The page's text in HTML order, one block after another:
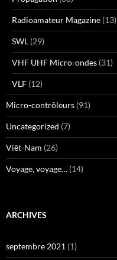
Radioamateur Magazine (13)
SWL (29)
VHF UHF Micro-ondes (31)
VLF (12)
Micro-contrôleurs (91)
Uncategorized (7)
Viêt-Nam (26)
Voyage, voyage… (14)
ARCHIVES
septembre 2021 (1)